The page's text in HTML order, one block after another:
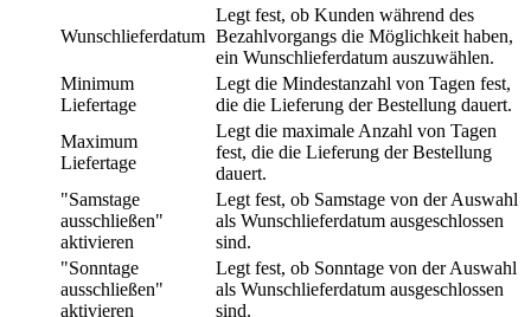
Wunschlieferdatum
Legt fest, ob Kunden während des
Bezahlvorgangs die Möglichkeit haben,
ein Wunschlieferdatum auszuwählen.
Minimum
Liefertage
Legt die Mindestanzahl von Tagen fest,
die die Lieferung der Bestellung dauert.
Maximum
Liefertage
Legt die maximale Anzahl von Tagen
fest, die die Lieferung der Bestellung
dauert.
"Samstage
ausschließen"
aktivieren
Legt fest, ob Samstage von der Auswahl
als Wunschlieferdatum ausgeschlossen
sind.
"Sonntage
ausschließen"
aktivieren
Legt fest, ob Sonntage von der Auswahl
als Wunschlieferdatum ausgeschlossen
sind.